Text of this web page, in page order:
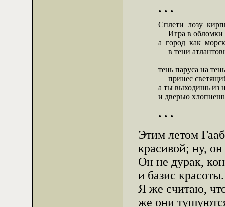
. . .
Сплети  лозу
Игра в
а  город  как
в тени
тень паруса на
принес
а ты выходишь из
и дверью
. . .
Этим летом
красивой; ну,
Он не дурак,
и базис красоты.
Я же считаю,
же они